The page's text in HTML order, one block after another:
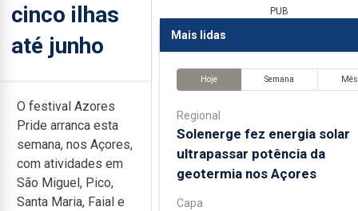
cinco ilhas
até junho
O festival Azores
Pride arranca esta
semana, nos Açores,
com atividades em
São Miguel, Pico,
Santa Maria, Faial e
PUB
Mais lidas
Hoje Semana Mês
Regional
Solenerge fez energia solar
ultrapassar potência da
geotermia nos Açores
Capa